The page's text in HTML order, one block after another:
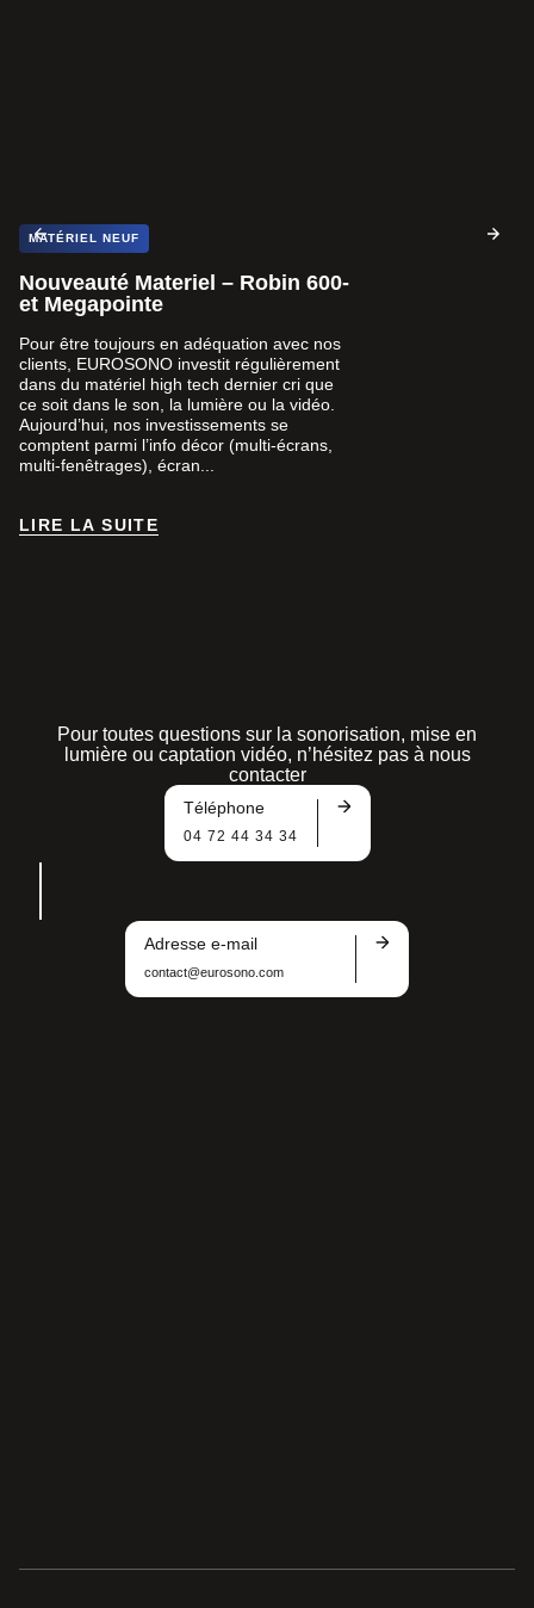
MATÉRIEL NEUF
Nouveauté Materiel – Robin 600-
et Megapointe
Pour être toujours en adéquation avec nos
clients, EUROSONO investit régulièrement
dans du matériel high tech dernier cri que
ce soit dans le son, la lumière ou la vidéo.
Aujourd’hui, nos investissements se
comptent parmi l’info décor (multi-écrans,
multi-fenêtrages), écran...
LIRE LA SUITE
Pour toutes questions sur la sonorisation, mise en
lumière ou captation vidéo, n’hésitez pas à nous
contacter
Téléphone
04 72 44 34 34
Adresse e-mail
contact@eurosono.com